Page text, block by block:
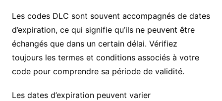
Les codes DLC sont souvent accompagnés de dates
d’expiration, ce qui signifie qu’ils ne peuvent être
échangés que dans un certain délai. Vérifiez
toujours les termes et conditions associés à votre
code pour comprendre sa période de validité.
Les dates d’expiration peuvent varier